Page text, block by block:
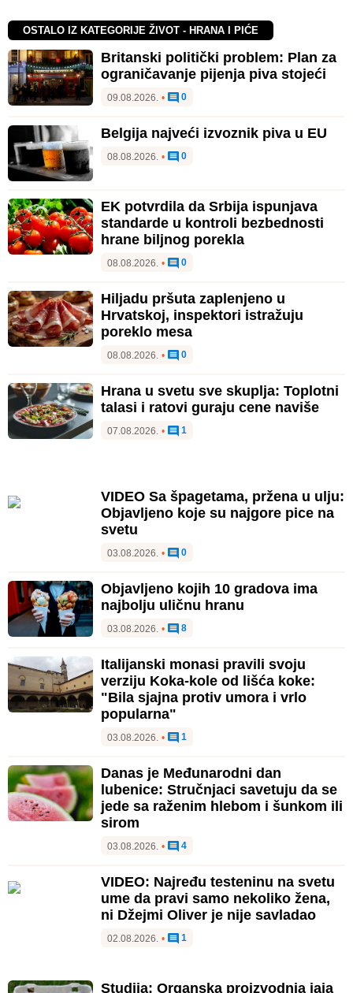
OSTALO IZ KATEGORIJE ŽIVOT - HRANA I PIĆE
Britanski politički problem: Plan za
ograničavanje pijenja piva stojeći
09.08.2026. • 0
Belgija najveći izvoznik piva u EU
08.08.2026. • 0
EK potvrdila da Srbija ispunjava
standarde u kontroli bezbednosti
hrane biljnog porekla
08.08.2026. • 0
Hiljadu pršuta zaplenjeno u
Hrvatskoj, inspektori istražuju
poreklo mesa
08.08.2026. • 0
Hrana u svetu sve skuplja: Toplotni
talasi i ratovi guraju cene naviše
07.08.2026. • 1
VIDEO Sa špagetama, pržena u ulju:
Objavljeno koje su najgore pice na
svetu
03.08.2026. • 0
Objavljeno kojih 10 gradova ima
najbolju uličnu hranu
03.08.2026. • 8
Italijanski monasi pravili svoju
verziju Koka-kole od lišća koke:
"Bila sjajna protiv umora i vrlo
popularna"
03.08.2026. • 1
Danas je Međunarodni dan
lubenice: Stručnjaci savetuju da se
jede sa raženim hlebom i šunkom ili
sirom
03.08.2026. • 4
VIDEO: Najređu testeninu na svetu
ume da pravi samo nekoliko žena,
ni Džejmi Oliver je nije savladao
02.08.2026. • 1
Studija: Organska proizvodnja jaja